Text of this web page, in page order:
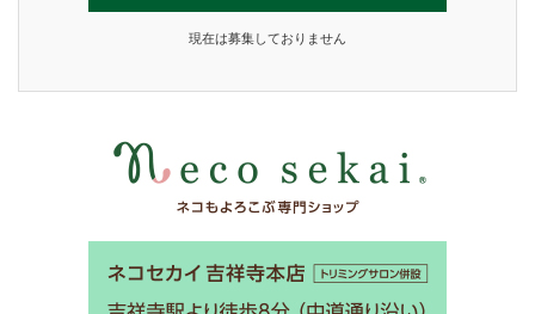
現在は募集しておりません